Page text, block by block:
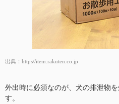
出典： https//item.rakuten.co.jp
外出時に必須なのが、犬の排泄物
す。